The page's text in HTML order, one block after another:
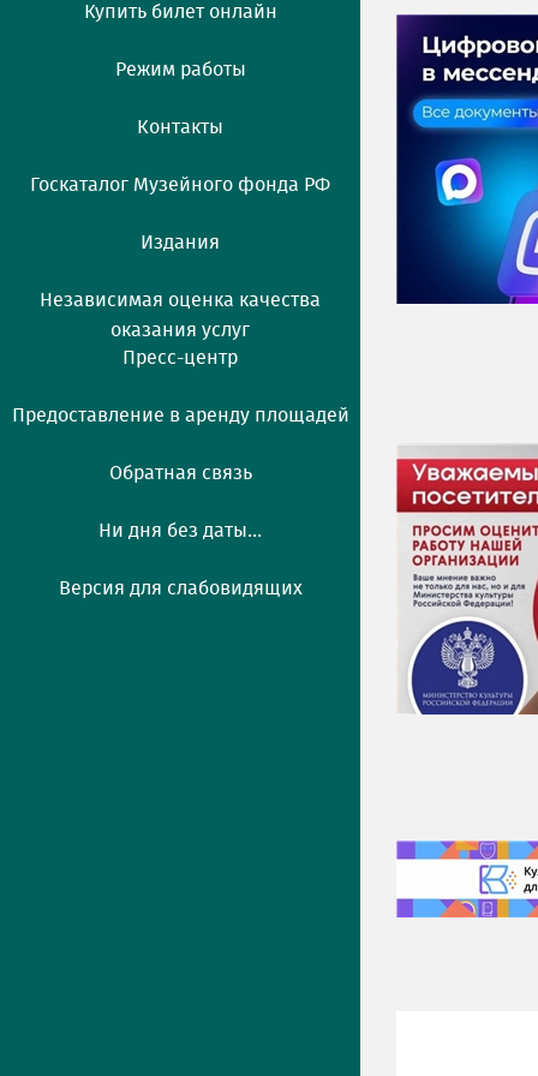
Купить билет онлайн
Режим работы
Контакты
Госкаталог Музейного фонда РФ
Издания
Независимая оценка качества
оказания услуг
Пресс-центр
Предоставление в аренду площадей
Обратная связь
Ни дня без даты...
Версия для слабовидящих